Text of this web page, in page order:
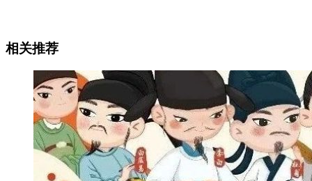
相关推荐